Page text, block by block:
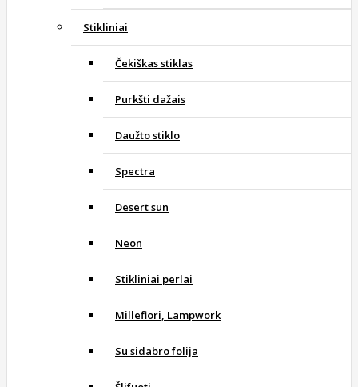
Stikliniai
Čekiškas stiklas
Purkšti dažais
Daužto stiklo
Spectra
Desert sun
Neon
Stikliniai perlai
Millefiori, Lampwork
Su sidabro folija